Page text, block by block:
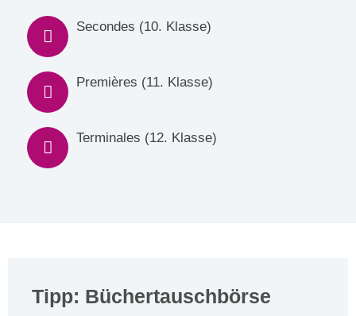
Secondes (10. Klasse)
Premières (11. Klasse)
Terminales (12. Klasse)
Tipp: Büchertauschbörse